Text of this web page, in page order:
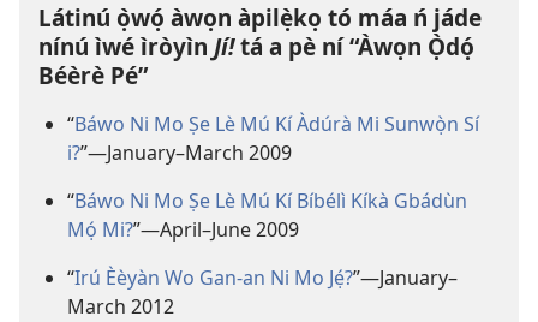
Látinú ọ̀wọ́ àwọn àpilẹ̀kọ tó máa ń jáde
nínú ìwé ìròyìn Jí!tá a pè ní “Àwọn Ọ̀dọ́
Béèrè Pé”
“Báwo Ni Mo Ṣe Lè Mú Kí Àdúrà Mi Sunwọ̀n Sí
i?”​—January–March 2009
“Báwo Ni Mo Ṣe Lè Mú Kí Bíbélì Kíkà Gbádùn
Mọ́ Mi?”​—April–June 2009
“Irú Èèyàn Wo Gan-an Ni Mo Jẹ́?”​—January–
March 2012